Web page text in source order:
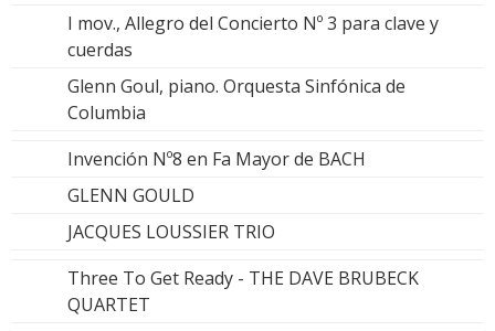
I mov., Allegro del Concierto Nº 3 para clave y
cuerdas
Glenn Goul, piano. Orquesta Sinfónica de
Columbia
Invención Nº8 en Fa Mayor de BACH
GLENN GOULD
JACQUES LOUSSIER TRIO
Three To Get Ready - THE DAVE BRUBECK
QUARTET